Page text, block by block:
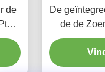
de
De
de de
Cpmpact